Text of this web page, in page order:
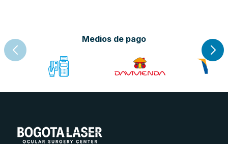
Medios de pago